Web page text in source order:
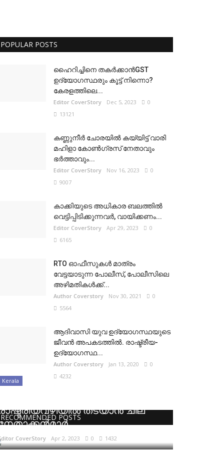
POPULAR POSTS
ഹൈറിച്ചിനെ തകർക്കാൻGST
ഉദ്യോഗസ്ഥരും കൂട്ട് നിന്നൊ?
കേരളത്തിലെ...
Editor CoverStory Dec 5, 2023
0
13121
കണ്ണുനീർ ചോരയിൽ കയ്യിട്ട് വാരി
മഹിളാ കോൺഗ്രസ് നേതാവും
ഭർത്താവും...
Editor CoverStory Nov 16, 2023
0
9007
കാക്കിയുടെ അധികാര ബലത്തിൽ
വെട്ടിപ്പിടിക്കുന്നവർ, വായിക്കണം...
Editor CoverStory Apr 29, 2023
0
6165
RTO ഓഫീസുകൾ മാത്രം
വേട്ടയാടുന്ന പോലീസ്, പോലീസിലെ
അഴിമതികൾക്ക്...
Author Coverstory Nov 30, 2021
0
5564
ആദിവാസി യുവ ഉദ്യോഗസ്ഥയുടെ
ജീവൻ അപകടത്തിൽ. രാഷ്ട്രീയ-
ഉദ്യോഗസ്ഥ...
Author Coverstory Jan 13, 2020
0
4232
RECOMMENDED POSTS
Kerala
തടയാൻ ചില
CoverStory Apr 2, 2023 0 1432